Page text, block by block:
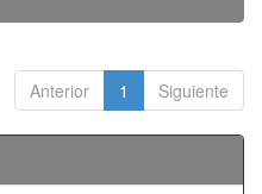
Anterior 1 Siguiente